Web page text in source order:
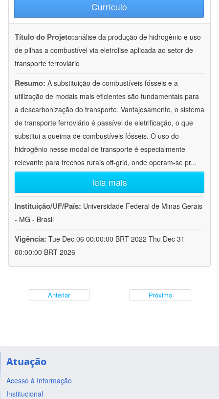
Currículo
Título do Projeto:análise da produção de hidrogênio e uso
de pilhas a combustível via eletrolise aplicada ao setor de
transporte ferroviário
Resumo: A substituição de combustíveis fósseis e a
utilização de modais mais eficientes são fundamentais para
a descarbonização do transporte. Vantajosamente, o sistema
de transporte ferroviário é passível de eletrificação, o que
substitui a queima de combustíveis fósseis. O uso do
hidrogênio nesse modal de transporte é especialmente
relevante para trechos rurais off-grid, onde operam-se pr...
leia mais
Instituição/UF/País: Universidade Federal de Minas Gerais
- MG - Brasil
Vigência: Tue Dec 06 00:00:00 BRT 2022-Thu Dec 31
00:00:00 BRT 2026
Anterior Próximo
Atuação
Acesso à Informação
Institucional